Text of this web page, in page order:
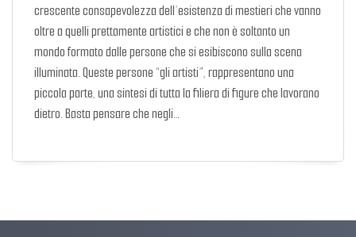
crescente consapevolezza dell’esistenza di mestieri che vanno
oltre a quelli prettamente artistici e che non è soltanto un
mondo formato dalle persone che si esibiscono sulla scena
illuminata. Queste persone “gli artisti”, rappresentano una
piccola parte, una sintesi di tutta la filiera di figure che lavorano
dietro. Basta pensare che negli…